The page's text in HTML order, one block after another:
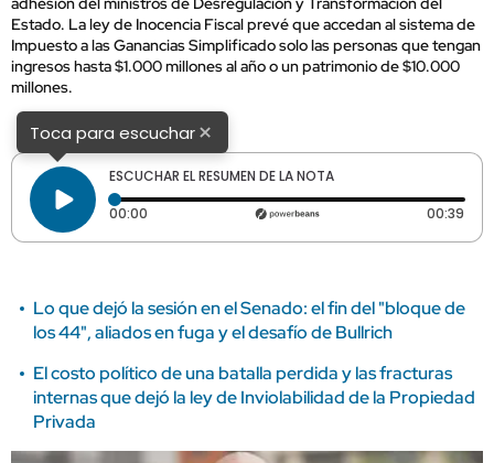
Estado. La ley de Inocencia Fiscal prevé que accedan al sistema de
Impuesto a las Ganancias Simplificado solo las personas que tengan
ingresos hasta $1.000 millones al año o un patrimonio de $10.000
millones.
Toca para escuchar×
ESCUCHAR EL RESUMEN DE LA NOTA
00:00 Tiempo transcurrido: 0 segundos 00:39
Lo que dejó la sesión en el Senado: el fin del "bloque de
los 44", aliados en fuga y el desafío de Bullrich
El costo político de una batalla perdida y las fracturas
internas que dejó la ley de Inviolabilidad de la Propiedad
Privada